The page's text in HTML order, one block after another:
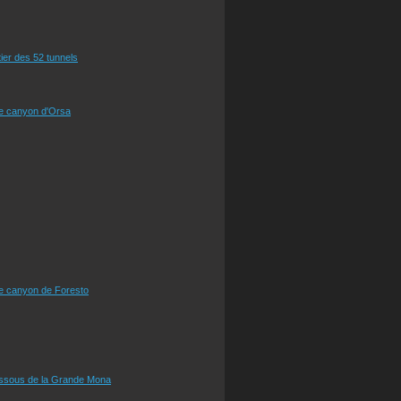
des 52 tunnels
canyon d'Orsa
canyon de Foresto
de la Grande Mona